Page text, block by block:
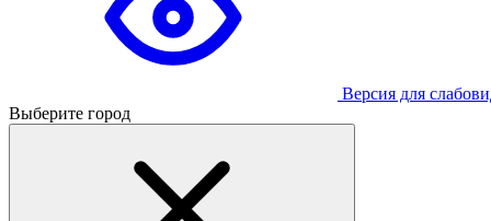
Версия для
Выберите город